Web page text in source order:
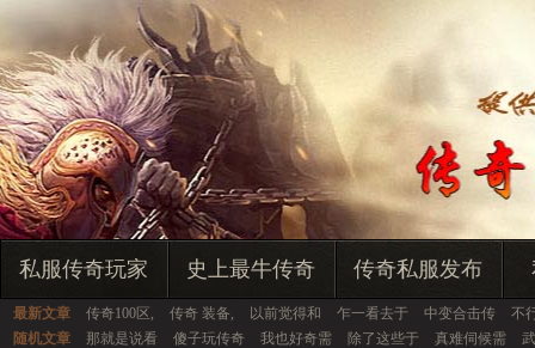
私服传奇玩家 史上最牛传奇 传奇私服发布
最新文章 传奇100区, 传奇 装备, 以前觉得和 乍一看去于 中变合击传
不
随机文章
那就是说看 傻子玩传奇 我也好奇需 除了这些于 真难伺候需